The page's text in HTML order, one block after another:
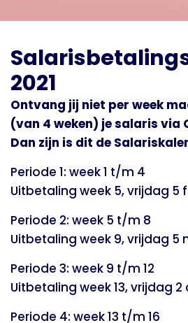
2021
Ontvang jij niet per week
(van 4 weken) je salaris via
Dan zijn is dit de
Periode 1: week 1 t/m 4
Uitbetaling week 5, vrijdag 5
Periode 2: week 5 t/m 8
Uitbetaling week 9, vrijdag 5
Periode 3: week 9 t/m 12
Uitbetaling week 13, vrijdag 2
Periode 4: week 13 t/m 16